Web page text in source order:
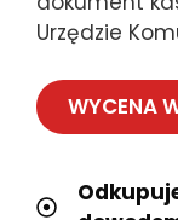
Urzędzie
WYCENA